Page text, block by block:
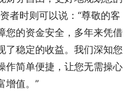
者时则可以说：“尊敬的客
您的资金安全，多年来凭借
了稳定的收益。我们深知您
作简单便捷，让您无需操心
增值。”